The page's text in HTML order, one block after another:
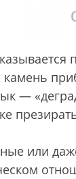
камень
—
или